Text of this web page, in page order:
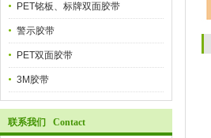
PET铭板、标牌双面胶带
警示胶带
PET双面胶带
3M胶带
联系我们 Contact